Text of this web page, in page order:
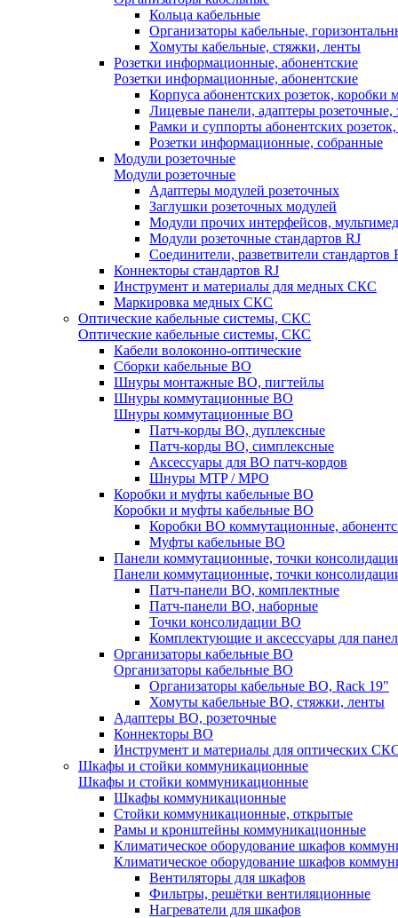
Кольца кабельные
Организаторы кабельные,
Хомуты кабельные, стяжки, ленты
Розетки информационные, абонентские
Розетки информационные, абонентские
Корпуса абонентских розеток, коробки
Лицевые панели, адаптеры розеточные,
Рамки и суппорты абонентских
Розетки информационные, собранные
Модули розеточные
Модули розеточные
Адаптеры модулей розеточных
Заглушки розеточных модулей
Модули прочих интерфейсов,
Модули розеточные стандартов RJ
Соединители, разветвители стандартов
Коннекторы стандартов RJ
Инструмент и материалы для медных СКС
Маркировка медных СКС
Оптические кабельные системы, СКС
Оптические кабельные системы, СКС
Кабели волоконно-оптические
Сборки кабельные ВО
Шнуры монтажные ВО, пигтейлы
Шнуры коммутационные ВО
Шнуры коммутационные ВО
Патч-корды ВО, дуплексные
Патч-корды ВО, симплексные
Аксессуары для ВО патч-кордов
Шнуры MTP / MPO
Коробки и муфты кабельные ВО
Коробки и муфты кабельные ВО
Коробки ВО коммутационные,
Муфты кабельные ВО
Панели коммутационные, точки
Панели коммутационные, точки
Патч-панели ВО, комплектные
Патч-панели ВО, наборные
Точки консолидации ВО
Комплектующие и аксессуары для
Организаторы кабельные ВО
Организаторы кабельные ВО
Организаторы кабельные ВО, Rack 19"
Хомуты кабельные ВО, стяжки, ленты
Адаптеры ВО, розеточные
Коннекторы ВО
Инструмент и материалы для оптических
Шкафы и стойки коммуникационные
Шкафы и стойки коммуникационные
Шкафы коммуникационные
Стойки коммуникационные, открытые
Рамы и кронштейны коммуникационные
Климатическое оборудование шкафов
Климатическое оборудование шкафов
Вентиляторы для шкафов
Фильтры, решётки вентиляционные
Нагреватели для шкафов